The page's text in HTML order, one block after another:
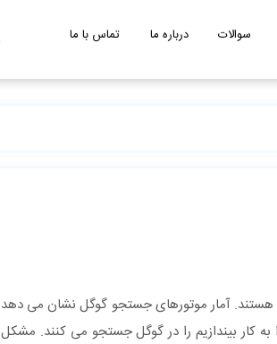
سوالات درباره ما تماس با ما
آمار موتورهای جستجو گوگل نشان می دهد
کار بیندازیم را در گوگل جستجو می کنند. مشکل